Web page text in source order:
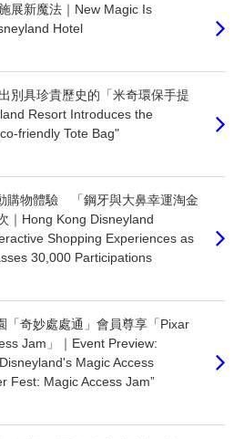
展新魔法｜New Magic Is
Hotel
別具珍貴歷史的「米奇環保手提
Resort Introduces the
friendly Tote Bag"
購物體驗 「鋼牙與大鼻幸運淘金
｜Hong Kong Disneyland
Shopping Experiences as
30,000 Participations
「奇妙處處通」會員尊享「Pixar
Jam」｜Event Preview:
Magic Access
Fest: Magic Access Jam”